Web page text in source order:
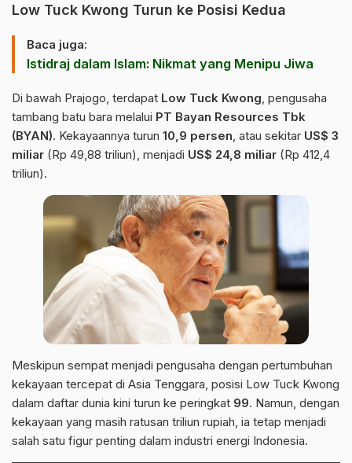
Low Tuck Kwong Turun ke Posisi Kedua
Baca juga:
Istidraj dalam Islam: Nikmat yang Menipu Jiwa
Di bawah Prajogo, terdapat Low Tuck Kwong , pengusaha
tambang batu bara melalui PT Bayan Resources Tbk
(BYAN). Kekayaannya turun 10,9 persen , atau sekitar US$ 3
miliar (Rp 49,88 triliun), menjadi US$ 24,8 miliar (Rp 412,4
triliun).
Meskipun sempat menjadi pengusaha dengan pertumbuhan
kekayaan tercepat di Asia Tenggara, posisi Low Tuck Kwong
dalam daftar dunia kini turun ke peringkat 99. Namun, dengan
kekayaan yang masih ratusan triliun rupiah, ia tetap menjadi
salah satu figur penting dalam industri energi Indonesia.